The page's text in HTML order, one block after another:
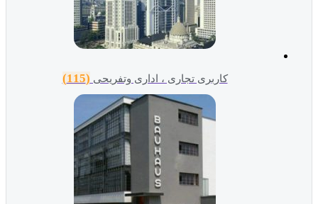
کاربری تجاری ، اداری وتفریحی(115)